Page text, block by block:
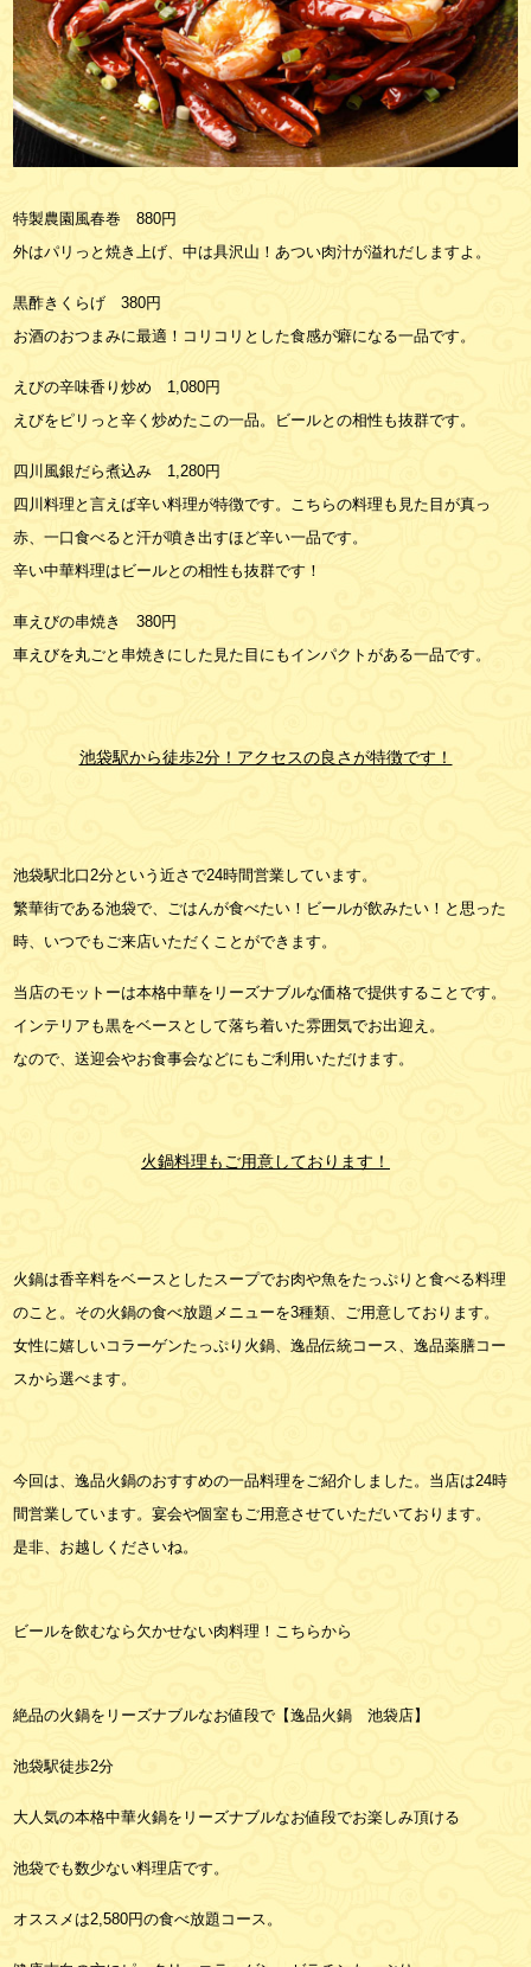
特製農園風春巻 880円
外はパリっと焼き上げ、中は具沢山！あつい肉汁が溢れだしますよ。
黒酢きくらげ 380円
お酒のおつまみに最適！コリコリとした食感が癖になる一品です。
えびの辛味香り炒め 1,080円
えびをピリっと辛く炒めたこの一品。ビールとの相性も抜群です。
四川風銀だら煮込み 1,280円
四川料理と言えば辛い料理が特徴です。こちらの料理も見た目が真っ
赤、一口食べると汗が噴き出すほど辛い一品です。
辛い中華料理はビールとの相性も抜群です！
車えびの串焼き 380円
車えびを丸ごと串焼きにした見た目にもインパクトがある一品です。
池袋駅から徒歩2分！アクセスの良さが特徴です！
池袋駅北口2分という近さで24時間営業しています。
繁華街である池袋で、ごはんが食べたい！ビールが飲みたい！と思った
時、いつでもご来店いただくことができます。
当店のモットーは本格中華をリーズナブルな価格で提供することです。
インテリアも黒をベースとして落ち着いた雰囲気でお出迎え。
なので、送迎会やお食事会などにもご利用いただけます。
火鍋料理もご用意しております！
火鍋は香辛料をベースとしたスープでお肉や魚をたっぷりと食べる料理
のこと。その火鍋の食べ放題メニューを3種類、ご用意しております。
女性に嬉しいコラーゲンたっぷり火鍋、逸品伝統コース、逸品薬膳コー
スから選べます。
今回は、逸品火鍋のおすすめの一品料理をご紹介しました。当店は24時
間営業しています。宴会や個室もご用意させていただいております。
是非、お越しくださいね。
ビールを飲むなら欠かせない肉料理！こちらから
絶品の火鍋をリーズナブルなお値段で【逸品火鍋 池袋店】
池袋駅徒歩2分
大人気の本格中華火鍋をリーズナブルなお値段でお楽しみ頂ける
池袋でも数少ない料理店です。
オススメは2,580円の食べ放題コース。